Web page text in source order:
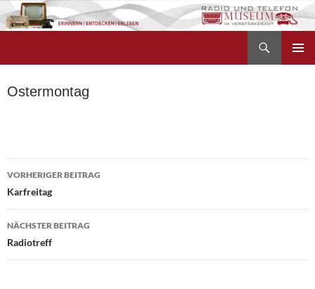
Zum
Inhalt
Ostermontag
Beitragsnavigation
VORHERIGER BEITRAG
Karfreitag
NÄCHSTER BEITRAG
Radiotreff